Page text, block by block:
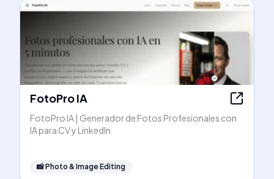
FotoPro IA
FotoPro IA | Generador de Fotos Profesionales con
IA para CV y LinkedIn
📸Photo & Image Editing